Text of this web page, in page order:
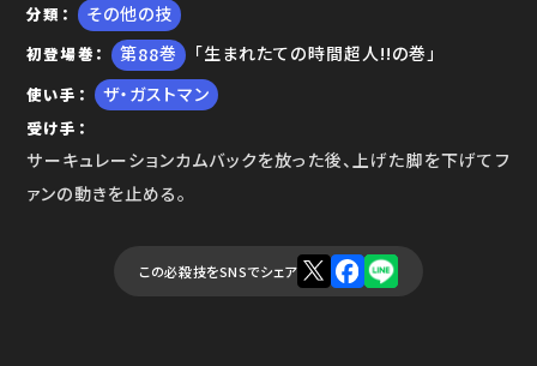
ゆで問答
分類 その他の技
初登場巻 88 「生まれたての時間超人!!の巻」
使い手 ザ・ガストマン
受け手
サーキュレーションカムバックを放った後、上げた脚を下げてフ
ァンの動きを止める。
この必殺技をSNSでシェア